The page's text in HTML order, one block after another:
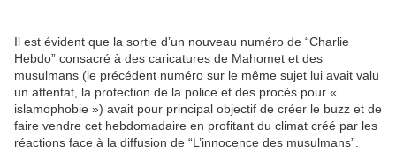
Il est évident que la sortie d’un nouveau numéro de “Charlie
Hebdo” consacré à des caricatures de Mahomet et des
musulmans (le précédent numéro sur le même sujet lui avait valu
un attentat, la protection de la police et des procès pour «
islamophobie ») avait pour principal objectif de créer le buzz et de
faire vendre cet hebdomadaire en profitant du climat créé par les
réactions face à la diffusion de “L’innocence des musulmans”.